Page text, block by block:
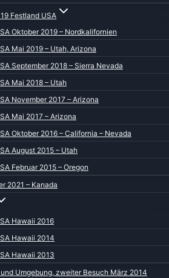
Festland USA
Oktober 2019 – Nordkalifornien
Mai 2019 – Utah, Arizona
September 2018 – Sierra Nevada
Mai 2018 – Utah
November 2017 – Arizona
Mai 2017 – Arizona
Oktober 2016 – California – Nevada
August 2015 – Utah
Februar 2015 – Oregon
2021 – Kanada
Hawaii 2016
Hawaii 2014
Hawaii 2013
Umgebung, zweiter Besuch März 2014
erwarten war, ging die
zu Ende. Also Sachen
und um 6 Uhr zum